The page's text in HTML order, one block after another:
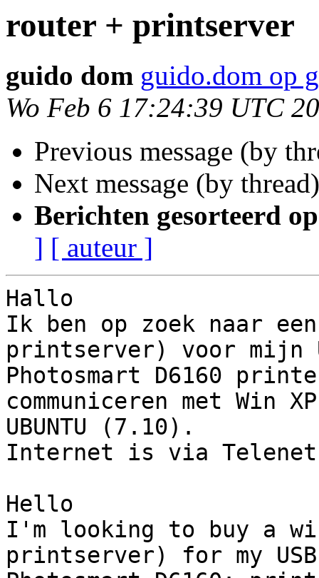
router + printserver
guido dom guido.dom op
Wo Feb 6 17:24:39 UTC
Previous message (by
Next message (by
Berichten gesorteerd
] [ auteur ]
Hallo
Ik ben op zoek naar
printserver) voor mijn
Photosmart D6160
communiceren met Win
UBUNTU (7.10).
Internet is via Telenet
Hello
I'm looking to buy a
printserver) for my USB